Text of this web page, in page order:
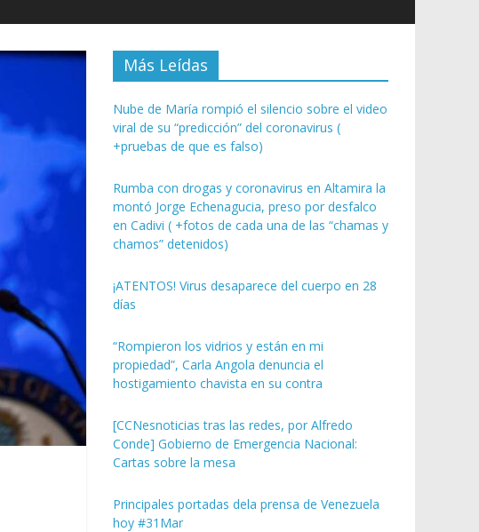
Más Leídas
Nube de María rompió el silencio sobre el video
viral de su “predicción” del coronavirus (
+pruebas de que es falso)
Rumba con drogas y coronavirus en Altamira la
montó Jorge Echenagucia, preso por desfalco
en Cadivi ( +fotos de cada una de las “chamas y
chamos” detenidos)
¡ATENTOS! Virus desaparece del cuerpo en 28
días
“Rompieron los vidrios y están en mi
propiedad”, Carla Angola denuncia el
hostigamiento chavista en su contra
[CCNesnoticias tras las redes, por Alfredo
Conde] Gobierno de Emergencia Nacional:
Cartas sobre la mesa
Principales portadas dela prensa de Venezuela
hoy #31Mar